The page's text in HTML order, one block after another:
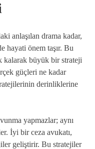
anlaşılan drama kadar,
hayati önem taşır. Bu
kalarak büyük bir strateji
güçleri ne kadar
derinliklerine
yapmazlar; aynı
İyi bir ceza avukatı,
geliştirir. Bu stratejiler